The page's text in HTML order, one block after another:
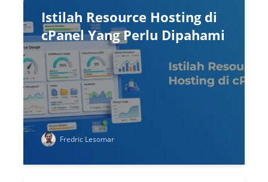
Istilah Resource Hosting di
cPanel Yang Perlu Dipahami
Fredric Lesomar